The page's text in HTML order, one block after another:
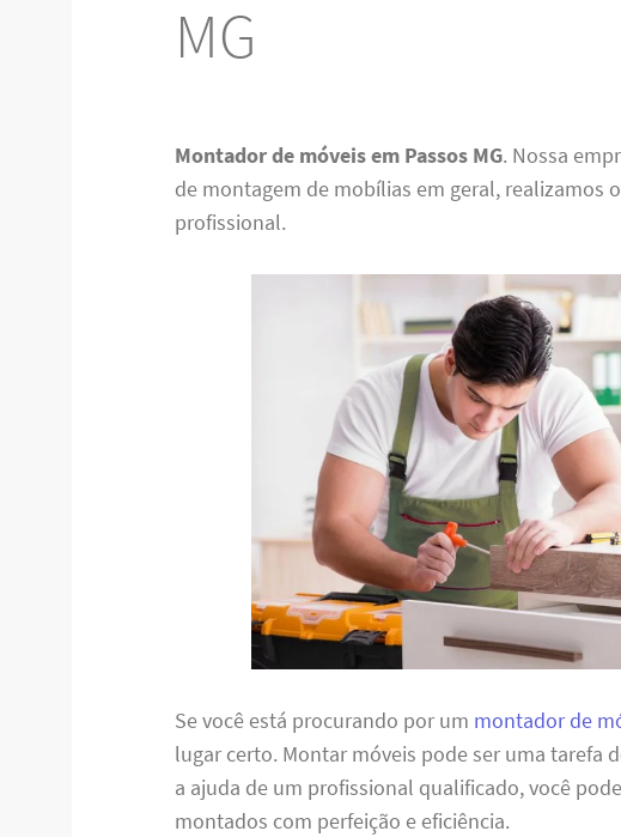
MG
Montador de móveis em Passos MG. Nossa
de montagem de mobílias em geral, realizamos
profissional.
Se você está procurando por um montador de
lugar certo. Montar móveis pode ser uma tarefa
a ajuda de um profissional qualificado, você
montados com perfeição e eficiência.